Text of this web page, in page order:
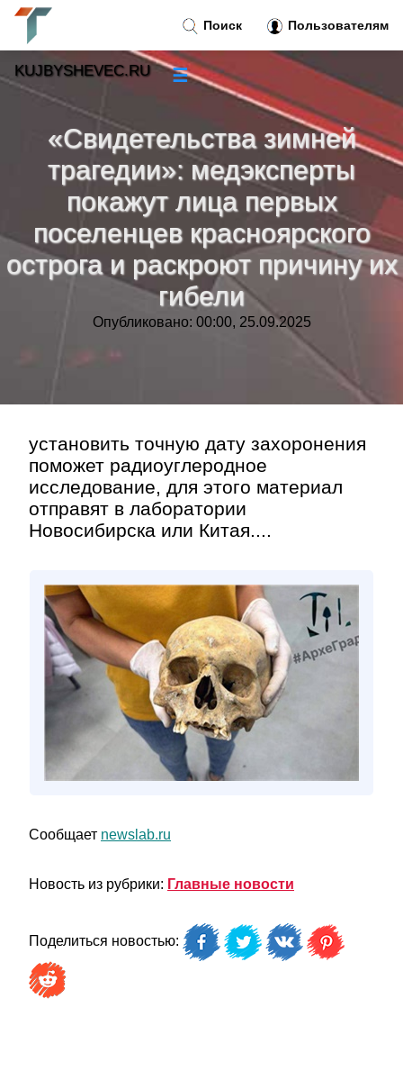
«Свидетельства зимней
трагедии»: медэксперты
покажут лица первых
поселенцев красноярского
острога и раскроют причину их
гибели
Опубликовано: 00:00, 25.09.2025
установить точную дату захоронения
поможет радиоуглеродное
исследование, для этого материал
отправят в лаборатории
Новосибирска или Китая....
Сообщает newslab.ru
Новость из рубрики: Главные новости
Поделиться новостью:
Поиск Пользователям
KUJBYSHEVEC.RU ☰
Тренды новостей»
Рубрики»
Правила
»